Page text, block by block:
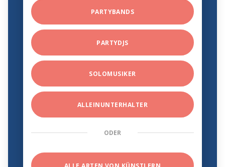
PARTYBANDS
PARTYDJS
SOLOMUSIKER
ALLEINUNTERHALTER
ODER